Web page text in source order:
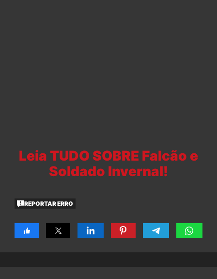
Leia TUDO SOBRE Falcão e
Soldado Invernal!
REPORTAR ERRO